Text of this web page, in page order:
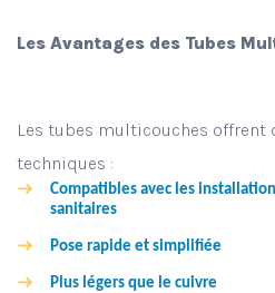
Les Avantages des Tubes
Les tubes multicouches offrent
techniques :
Compatibles avec les
sanitaires
Pose rapide et simplifiée
Plus légers que le cuivre